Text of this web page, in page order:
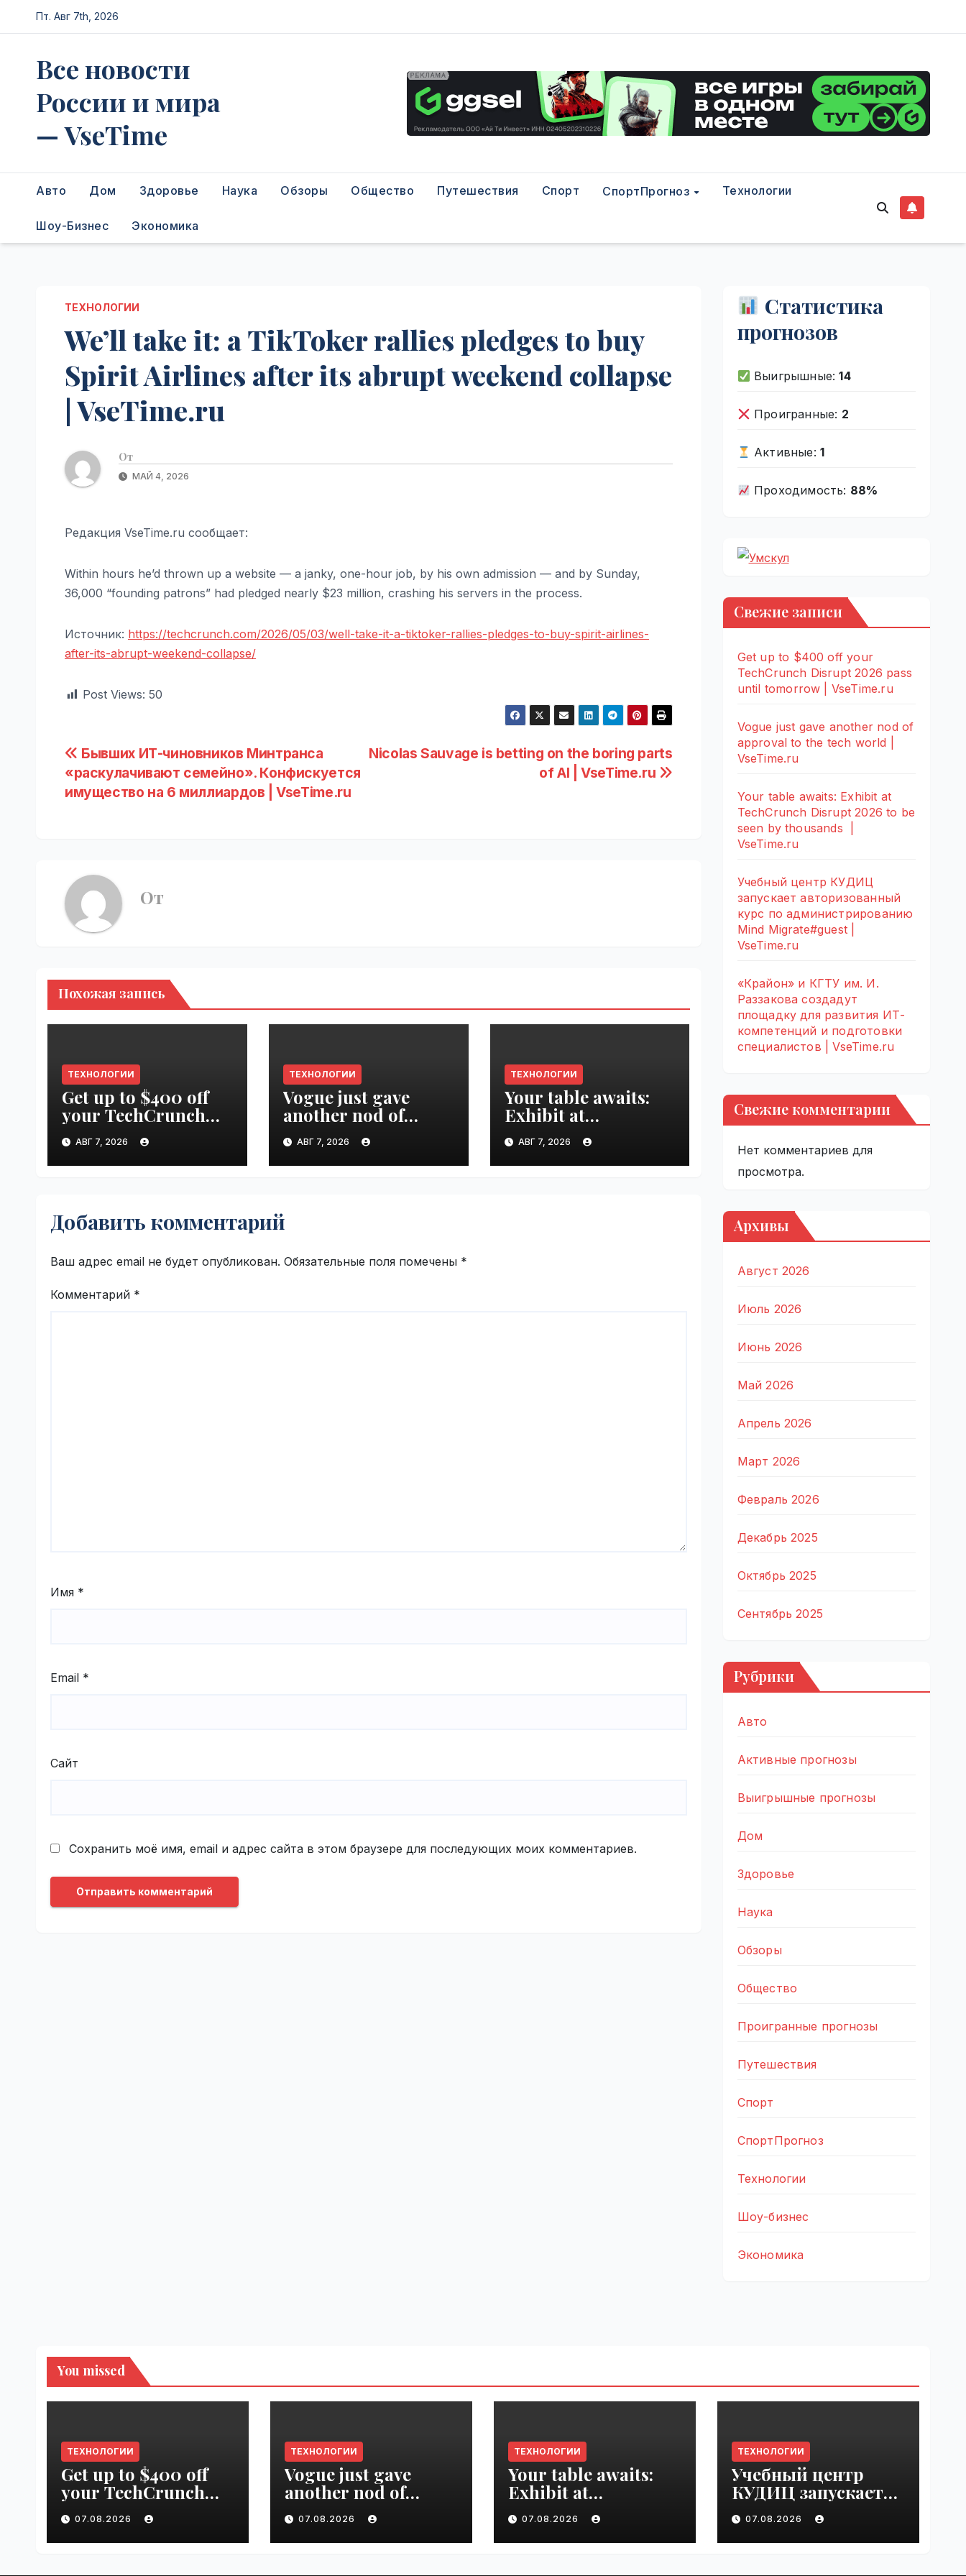
Перейти
к
Пт. Авг 7th, 2026
Все новости
России и мира
— VseTime
Авто Дом Здоровье Наука Обзоры Общество Путешествия Спорт СпортПрогноз Технологии
Шоу-Бизнес Экономика
ТЕХНОЛОГИИ
We’ll take it: a TikToker rallies pledges to buy
Spirit Airlines after its abrupt weekend collapse
| VseTime.ru
От
МАЙ 4, 2026
Редакция VseTime.ru сообщает:
Within hours he’d thrown up a website — a janky, one-hour job, by his own admission — and by Sunday,
36,000 “founding patrons” had pledged nearly $23 million, crashing his servers in the process.
Источник: https://techcrunch.com/2026/05/03/well-take-it-a-tiktoker-rallies-pledges-to-buy-spirit-airlines-
after-its-abrupt-weekend-collapse/
Post Views: 50
Навигация
по
Nicolas Sauvage is betting on the boring parts
of AI | VseTime.ru
Бывших ИТ-чиновников Минтранса
«раскулачивают семейно». Конфискуется
имущество на 6 миллиардов | VseTime.ru
От
Похожая запись
ТЕХНОЛОГИИ
Get up to $400 off
your TechCrunch
Disrupt 2026 pass
until tomorrow |
VseTime.ru
АВГ 7, 2026
ТЕХНОЛОГИИ
Vogue just gave
another nod of
approval to the tech
world | VseTime.ru
АВГ 7, 2026
ТЕХНОЛОГИИ
Your table awaits:
Exhibit at
TechCrunch Disrupt
2026 to be seen by
thousands |
АВГ 7, 2026
Добавить комментарий
Ваш адрес email не будет опубликован. Обязательные поля помечены *
Комментарий *
Имя *
Email *
Сайт
Сохранить моё имя, email и адрес сайта в этом браузере для последующих моих комментариев.
Статистика
прогнозов
Выигрышные:14
Проигранные: 2
Активные: 1
Проходимость: 88%
Свежие записи
Get up to $400 off your
TechCrunch Disrupt 2026 pass
until tomorrow | VseTime.ru
Vogue just gave another nod of
approval to the tech world |
VseTime.ru
Your table awaits: Exhibit at
TechCrunch Disrupt 2026 to be
seen by thousands |
VseTime.ru
Учебный центр КУДИЦ
запускает авторизованный
курс по администрированию
Mind Migrate#guest |
VseTime.ru
«Крайон» и КГТУ им. И.
Раззакова создадут
площадку для развития ИТ-
компетенций и подготовки
специалистов | VseTime.ru
Свежие комментарии
Нет комментариев для
просмотра.
Архивы
Август 2026
Июль 2026
Июнь 2026
Май 2026
Апрель 2026
Март 2026
Февраль 2026
Декабрь 2025
Октябрь 2025
Сентябрь 2025
Рубрики
Авто
Активные прогнозы
Выигрышные прогнозы
Дом
Здоровье
Наука
Обзоры
Общество
Проигранные прогнозы
Путешествия
Спорт
СпортПрогноз
Технологии
Шоу-бизнес
Экономика
You missed
ТЕХНОЛОГИИ
Get up to $400 off
your TechCrunch
Disrupt 2026 pass
until tomorrow |
VseTime.ru
07.08.2026
ТЕХНОЛОГИИ
Vogue just gave
another nod of
approval to the tech
world | VseTime.ru
07.08.2026
ТЕХНОЛОГИИ
Your table awaits:
Exhibit at
TechCrunch Disrupt
2026 to be seen by
thousands |
07.08.2026
ТЕХНОЛОГИИ
Учебный центр
КУДИЦ запускает
авторизованный
курс по
администрировани
07.08.2026